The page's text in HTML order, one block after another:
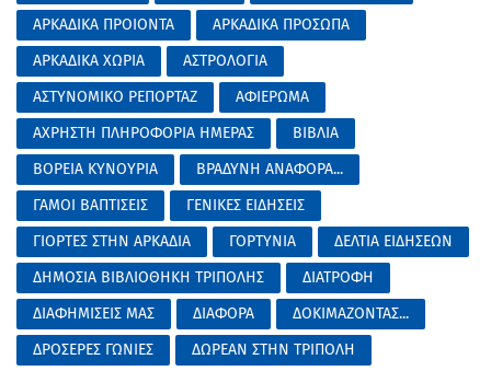
ΑΡΚΑΔΙΚΑ ΠΡΟΙΟΝΤΑ
ΑΡΚΑΔΙΚΑ ΠΡΟΣΩΠΑ
ΑΡΚΑΔΙΚΑ ΧΩΡΙΑ
ΑΣΤΡΟΛΟΓΙΑ
ΑΣΤΥΝΟΜΙΚΟ ΡΕΠΟΡΤΑΖ
ΑΦΙΕΡΩΜΑ
ΑΧΡΗΣΤΗ ΠΛΗΡΟΦΟΡΙΑ ΗΜΕΡΑΣ
ΒΙΒΛΙΑ
ΒΟΡΕΙΑ ΚΥΝΟΥΡΙΑ
ΒΡΑΔΥΝΗ ΑΝΑΦΟΡΑ...
ΓΑΜΟΙ ΒΑΠΤΙΣΕΙΣ
ΓΕΝΙΚΕΣ ΕΙΔΗΣΕΙΣ
ΓΙΟΡΤΕΣ ΣΤΗΝ ΑΡΚΑΔΙΑ
ΓΟΡΤΥΝΙΑ
ΔΕΛΤΙΑ ΕΙΔΗΣΕΩΝ
ΔΗΜΟΣΙΑ ΒΙΒΛΙΟΘΗΚΗ ΤΡΙΠΟΛΗΣ
ΔΙΑΤΡΟΦΗ
ΔΙΑΦΗΜΙΣΕΙΣ ΜΑΣ
ΔΙΑΦΟΡΑ
ΔΟΚΙΜΑΖΟΝΤΑΣ...
ΔΡΟΣΕΡΕΣ ΓΩΝΙΕΣ
ΔΩΡΕΑΝ ΣΤΗΝ ΤΡΙΠΟΛΗ